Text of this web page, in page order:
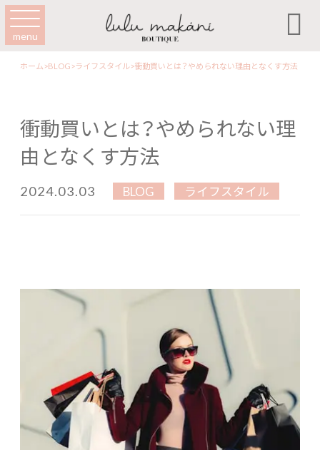
menu 
ホーム>BLOG>ライフスタイル>衝動買いとは？やめられない理由となくす方法
衝動買いとは？やめられない理
由となくす方法
2024.03.03 BLOG ライフスタイル